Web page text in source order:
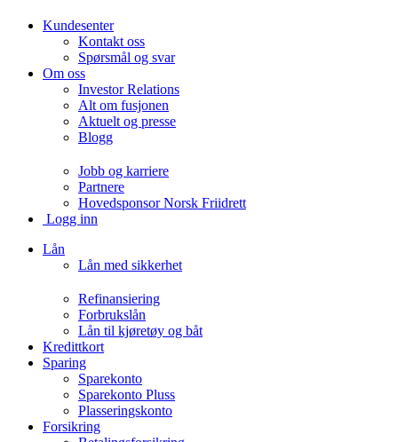
Kundesenter
Kontakt oss
Spørsmål og svar
Om oss
Investor Relations
Alt om fusjonen
Aktuelt og presse
Blogg
Jobb og karriere
Partnere
Hovedsponsor Norsk Friidrett
Logg inn
Lån
Lån med sikkerhet
Refinansiering
Forbrukslån
Lån til kjøretøy og båt
Kredittkort
Sparing
Sparekonto
Sparekonto Pluss
Plasseringskonto
Forsikring